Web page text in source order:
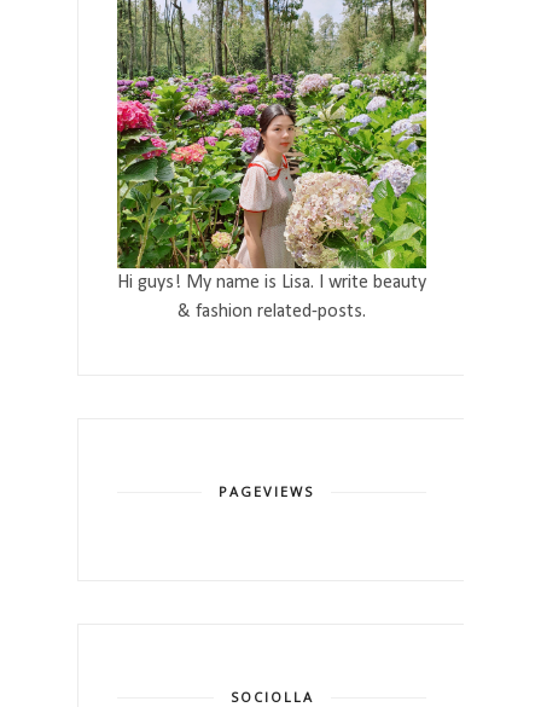
Hi guys! My name is Lisa. I write beauty
& fashion related-posts.
PAGEVIEWS
SOCIOLLA